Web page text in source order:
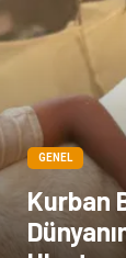
GENEL
Kurban